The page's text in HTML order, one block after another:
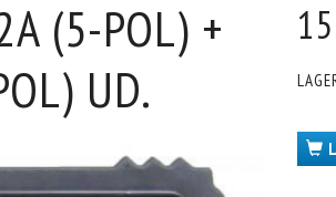
(5-POL) +
UD.